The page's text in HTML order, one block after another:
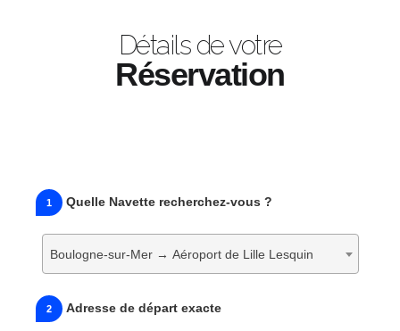
Détails de votre
Réservation
1 Quelle Navette recherchez-vous ?
Boulogne-sur-Mer → Aéroport de Lille Lesquin
2 Adresse de départ exacte